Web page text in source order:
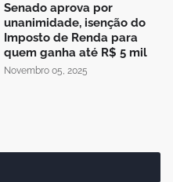
Senado aprova por
unanimidade, isenção do
Imposto de Renda para
quem ganha até R$ 5 mil
Novembro 05, 2025